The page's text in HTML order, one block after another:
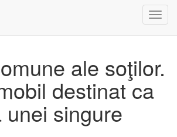
ale soţilor.
destinat ca
singure